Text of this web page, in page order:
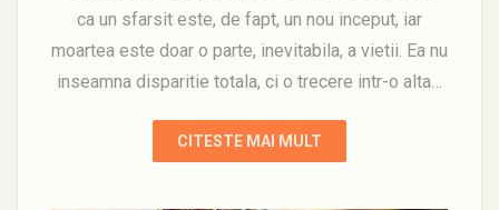
ca un sfarsit este, de fapt, un nou inceput, iar
moartea este doar o parte, inevitabila, a vietii. Ea nu
inseamna disparitie totala, ci o trecere intr-o alta…
CITESTE MAI MULT